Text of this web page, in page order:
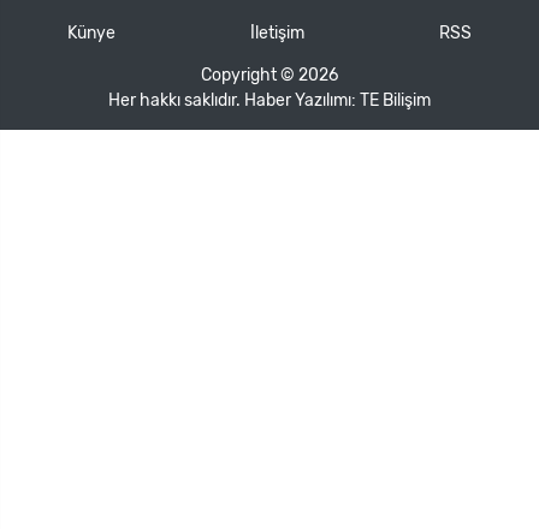
Künye İletişim RSS
Copyright © 2026
Her hakkı saklıdır. Haber Yazılımı: TE Bilişim